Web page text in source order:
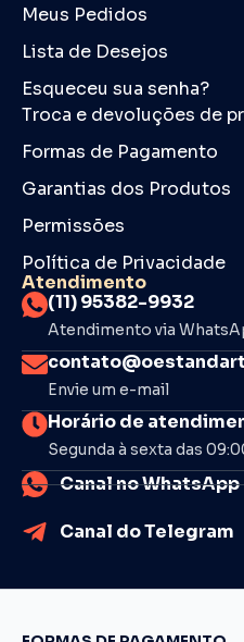
Meus Pedidos
Lista de Desejos
Esqueceu sua senha?
Troca e devoluções de
Formas de Pagamento
Garantias dos Produtos
Permissões
Política de Privacidade
Atendimento
(11) 95382-9932
Atendimento via
Envie um e-mail
Horário de
Segunda à sexta das
Canal no WhatsApp
Canal do Telegram